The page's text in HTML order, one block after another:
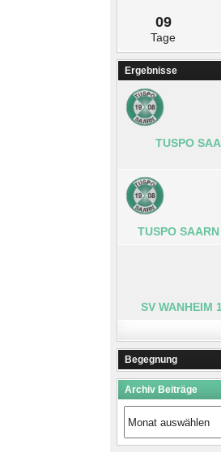
09
Tage
Ergebnisse
TUSPO
TUSPO
SV WANHEIM
Begegnung
Archiv Beiträge
Archiv
Beiträge